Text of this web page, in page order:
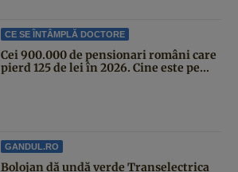
CE SE ÎNTÂMPLĂ DOCTORE
Cei 900.000 de pensionari români care
pierd 125 de lei în 2026. Cine este pe...
GANDUL.RO
Bolojan dă undă verde Transelectrica